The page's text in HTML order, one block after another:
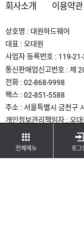
전체메뉴 로그
회사소개 이용약관
상호명 : 대원하드웨어
대표 : 오대원
사업자 등록번호 : 119-
통신판매업신고번호 : 제
전화 : 02-868-9998
팩스 : 02-851-5588
주소 : 서울특별시 금천구
개인정보관리책임자 : 오
COPYRIGHT(C) DAEWON